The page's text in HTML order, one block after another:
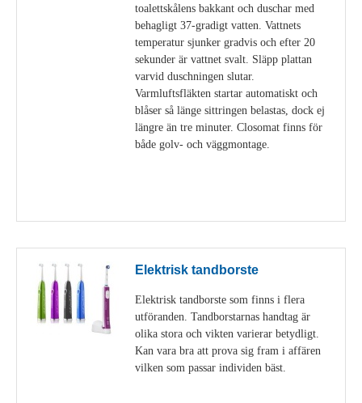
toalettskålens bakkant och duschar med
behagligt 37-gradigt vatten. Vattnets
temperatur sjunker gradvis och efter 20
sekunder är vattnet svalt. Släpp plattan
varvid duschningen slutar.
Varmluftsfläkten startar automatiskt och
blåser så länge sittringen belastas, dock ej
längre än tre minuter. Closomat finns för
både golv- och väggmontage.
Elektrisk tandborste
Elektrisk tandborste som finns i flera
utföranden. Tandborstarnas handtag är
olika stora och vikten varierar betydligt.
Kan vara bra att prova sig fram i affären
vilken som passar individen bäst.